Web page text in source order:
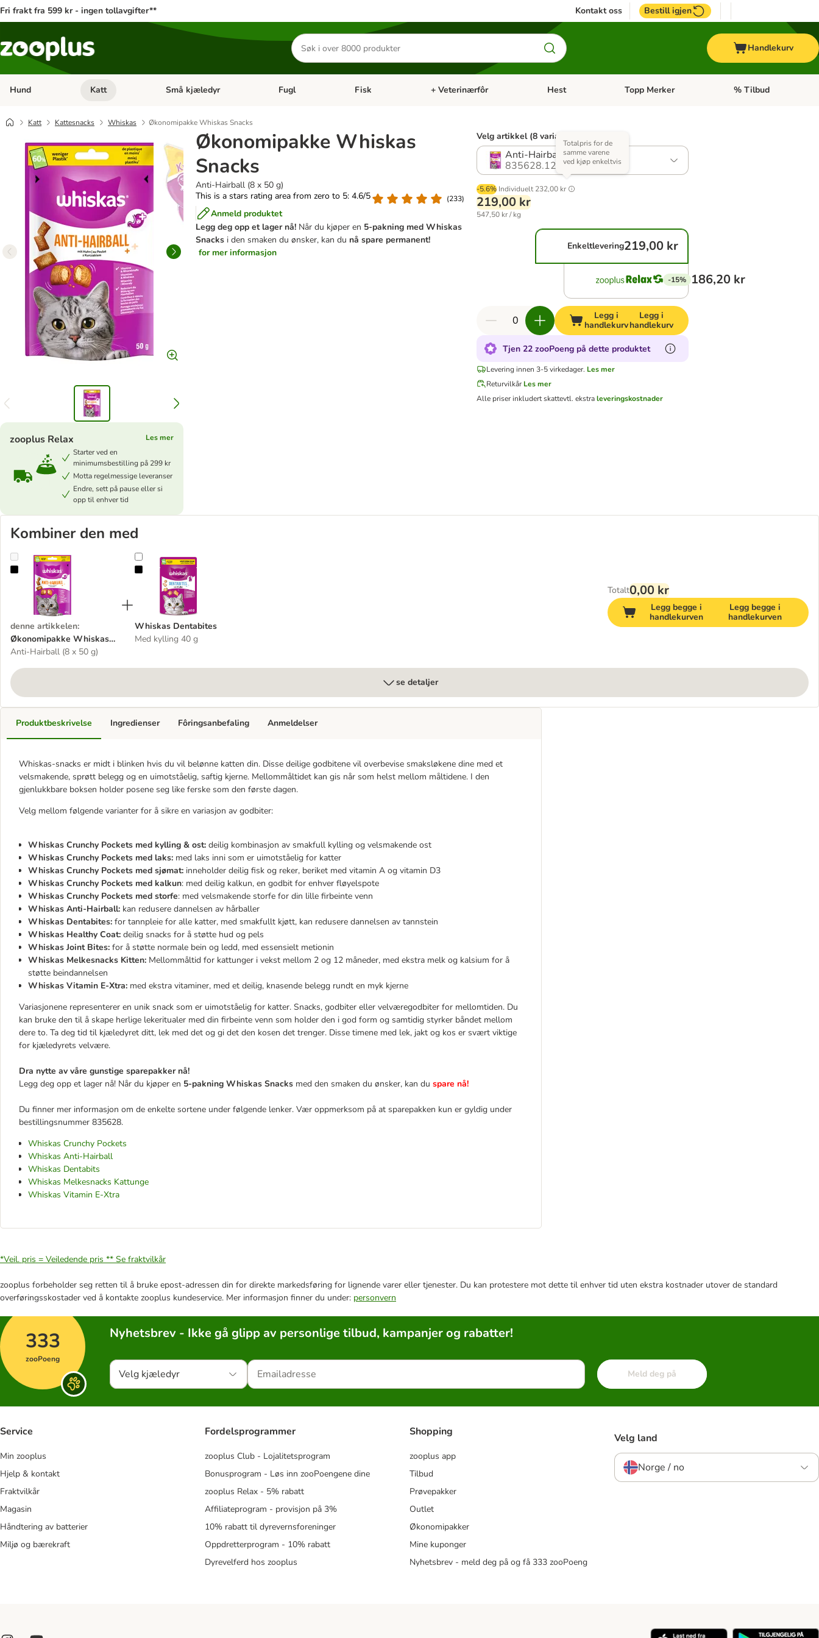
Fri frakt fra 599 kr - ingen tollavgifter** Kontakt oss Bestill igjen
Søk
etter
produkter
Handlekurv
Hund Åpne kategorimeny: Hund
Katt Åpne kategorimeny: Katt
Små kjæledyr Åpne kategorimeny: Små kjæledyr
Fugl Åpne kategorimeny: Fugl
Fisk Åpne kategorimeny: Fisk
+ Veterinærfôr Åpne kategorimeny: + Veterinærfôr
Hest Åpne kategorimeny: Hest
Topp Merker Åpne kategorimeny:
% Tilbud
Katt Kattesnacks Whiskas Økonomipakke Whiskas Snacks
Økonomipakke Whiskas
Snacks
Anti-Hairball (8 x 50 g)
This is a stars rating area from zero to 5: 4.6/5
(233)
Anmeld produktet
Legg deg opp et lager nå! Når du kjøper en 5-pakning med Whiskas
Snacks i den smaken du ønsker, kan du nå spare permanent!
for mer informasjon
zooplus Relax
Les mer
Starter ved en
minimumsbestilling på 299 kr
Motta regelmessige leveranser
Endre, sett på pause eller si
opp til enhver tid
Velg artikkel (8 varianter)
Anti-Hairball (8 x 50 g)
835628.12
-5.6% Individuelt 232,00 kr
Totalpris for de
samme varene
ved kjøp enkeltvis
219,00 kr
547,50 kr / kg
Enkeltlevering219,00 kr
-15% 186,20 kr
Legg i
handlekurv
Legg i
handlekurv
Tjen 22 zooPoeng på dette produktet
Levering innen 3-5 virkedager. Les mer
Returvilkår Les mer
Alle priser inkludert skattevtl. ekstraleveringskostnader
Kombiner den med
Økonomipakke Whiskas Snacks
denne artikkelen:
Økonomipakke Whiskas
Snacks
Anti-Hairball (8 x 50 g)
Whiskas Dentabites
Whiskas Dentabites
Med kylling 40 g
Totalt0,00 kr
Legg begge i
handlekurven
Legg begge i
handlekurven
se detaljer
Produktbeskrivelse
Whiskas-snacks er midt i blinken hvis du vil belønne katten din. Disse deilige godbitene vil overbevise smaksløkene dine med et
velsmakende, sprøtt belegg og en uimotståelig, saftig kjerne. Mellommåltidet kan gis når som helst mellom måltidene. I den
gjenlukkbare boksen holder posene seg like ferske som den første dagen.
Velg mellom følgende varianter for å sikre en variasjon av godbiter:
Whiskas Crunchy Pockets med kylling & ost: deilig kombinasjon av smakfull kylling og velsmakende ost
Whiskas Crunchy Pockets med laks: med laks inni som er uimotståelig for katter
Whiskas Crunchy Pockets med sjømat: inneholder deilig fisk og reker, beriket med vitamin A og vitamin D3
Whiskas Crunchy Pockets med kalkun: med deilig kalkun, en godbit for enhver fløyelspote
Whiskas Crunchy Pockets med storfe: med velsmakende storfe for din lille firbeinte venn
Whiskas Anti-Hairball: kan redusere dannelsen av hårballer
Whiskas Dentabites: for tannpleie for alle katter, med smakfullt kjøtt, kan redusere dannelsen av tannstein
Whiskas Healthy Coat: deilig snacks for å støtte hud og pels
Whiskas Joint Bites: for å støtte normale bein og ledd, med essensielt metionin
Whiskas Melkesnacks Kitten: Mellommåltid for kattunger i vekst mellom 2 og 12 måneder, med ekstra melk og kalsium for å
støtte beindannelsen
Whiskas Vitamin E-Xtra: med ekstra vitaminer, med et deilig, knasende belegg rundt en myk kjerne
Variasjonene representerer en unik snack som er uimotståelig for katter. Snacks, godbiter eller velværegodbiter for mellomtiden. Du
kan bruke den til å skape herlige lekeritualer med din firbeinte venn som holder den i god form og samtidig styrker båndet mellom
dere to. Ta deg tid til kjæledyret ditt, lek med det og gi det den kosen det trenger. Disse timene med lek, jakt og kos er svært viktige
for kjæledyrets velvære.
Dra nytte av våre gunstige sparepakker nå!
Legg deg opp et lager nå! Når du kjøper en 5-pakning Whiskas Snacks med den smaken du ønsker, kan du spare nå!
Du finner mer informasjon om de enkelte sortene under følgende lenker. Vær oppmerksom på at sparepakken kun er gyldig under
bestillingsnummer 835628.
Whiskas Crunchy Pockets
Whiskas Anti-Hairball
Whiskas Dentabits
Whiskas Melkesnacks Kattunge
Whiskas Vitamin E-Xtra
Ingredienser Fôringsanbefaling Anmeldelser
*Veil. pris = Veiledende pris ** Se fraktvilkår
zooplus forbeholder seg retten til å bruke epost-adressen din for direkte markedsføring for lignende varer eller tjenester. Du kan protestere mot dette til enhver tid uten ekstra kostnader utover de standard
overføringsskostader ved å kontakte zooplus kundeservice. Mer informasjon finner du under: personvern
333
zooPoeng
Nyhetsbrev - Ikke gå glipp av personlige tilbud, kampanjer og rabatter!
Velg kjæledyr Meld deg på
Service
Min zooplus
Hjelp & kontakt
Fraktvilkår
Magasin
Håndtering av batterier
Miljø og bærekraft
Fordelsprogrammer
zooplus Club - Lojalitetsprogram
Bonusprogram - Løs inn zooPoengene dine
zooplus Relax - 5% rabatt
Affiliateprogram - provisjon på 3%
10% rabatt til dyrevernsforeninger
Oppdretterprogram - 10% rabatt
Dyrevelferd hos zooplus
Shopping
zooplus app
Tilbud
Prøvepakker
Outlet
Økonomipakker
Mine kuponger
Nyhetsbrev - meld deg på og få 333 zooPoeng
Velg land
Norge / no